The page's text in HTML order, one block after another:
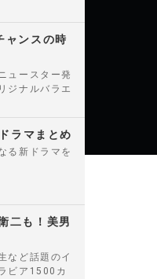
ャンスの時
ュースター発
ジナルバラエ
ラマまとめ
る新ドラマを
二も！美男
など話題のイ
ビア1500カ